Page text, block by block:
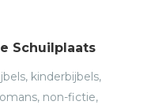
Schuilplaats
kinderbijbels,
non-fictie,